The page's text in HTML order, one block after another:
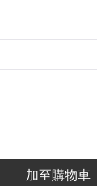
加至購物車